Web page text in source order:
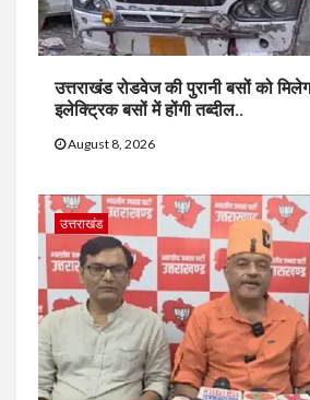
उत्तराखंड रोडवेज की पुरानी बसों को
इलेक्ट्रिक बसों में होंगी तब्दील..
August 8, 2026
उत्तराखंड